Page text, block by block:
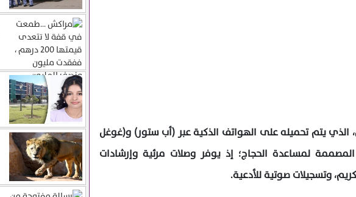
الذي يتم تحميله على الهواتف الذكية عبر (أب ستور) و(غوغل
لمساعدة الحجاج؛ إذ يوفر وصلات مرئية وإرشادات
وتسجيلات صوتية للأدعية.